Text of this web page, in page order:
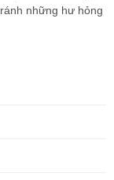
những hư hỏng